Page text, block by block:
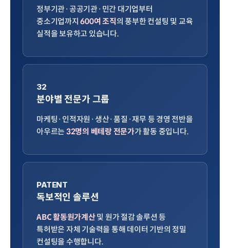
정부기관·공공기관·민간 대기업부터
중소기업까지600여 조직의 풍부한 컨설팅 및 교육
실적을 보유하고 있습니다.
32
분야별 전문가 그룹
마케팅·인적자원·생산·품질·재무 등 경영 전반을
아우르는 32명의 베테랑 전문가가 활동 중입니다.
PATENT
독보적인 솔루션
ABC 활동원가계산및 원가 절감 솔루션 등
특허받은 자체 기술력을 통해 데이터 기반의 정밀
컨설팅을 수행합니다.